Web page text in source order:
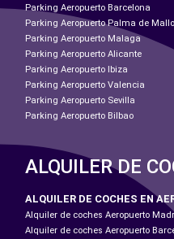
Parking Aeropuerto Barcelona
Parking Aeropuerto Palma de
Parking Aeropuerto Malaga
Parking Aeropuerto Alicante
Parking Aeropuerto Ibiza
Parking Aeropuerto Valencia
Parking Aeropuerto Sevilla
Parking Aeropuerto Bilbao
ALQUILER DE
ALQUILER DE COCHES EN
Alquiler de coches Aeropuerto
Alquiler de coches Aeropuerto